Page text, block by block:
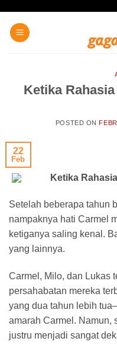
content
Ketika
POSTED ON
22
Feb
Ketika
Setelah beberapa tahun
nampaknya hati Carmel
ketiganya saling kenal.
yang lainnya.
Carmel, Milo, dan Lukas
persahabatan mereka
yang dua tahun lebih
amarah Carmel. Namun,
justru menjadi sangat